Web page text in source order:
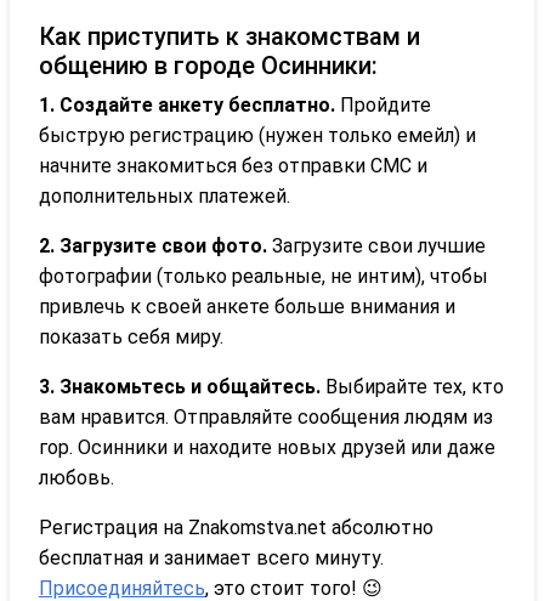
Как приступить к знакомствам и
общению в городе Осинники:
1. Создайте анкету бесплатно. Пройдите
быструю регистрацию (нужен только емейл) и
начните знакомиться без отправки СМС и
дополнительных платежей.
2. Загрузите свои фото. Загрузите свои лучшие
фотографии (только реальные, не интим), чтобы
привлечь к своей анкете больше внимания и
показать себя миру.
3. Знакомьтесь и общайтесь. Выбирайте тех, кто
вам нравится. Отправляйте сообщения людям из
гор. Осинники и находите новых друзей или даже
любовь.
Регистрация на Znakomstva.net абсолютно
бесплатная и занимает всего минуту.
Присоединяйтесь, это стоит того! 😉